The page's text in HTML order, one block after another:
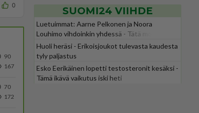
0
90
167
70
172
SUOMI24 VIIHDE
Luetuimmat: Aarne Pelkonen ja Noora
Louhimo vihdoinkin yhdessä - Tätä moni jo
odotti
Huoli heräsi - Erikoisjoukot tulevasta kaudesta
tyly paljastus
Esko Eerikäinen lopetti testosteronit kesäksi -
Tämä ikävä vaikutus iski heti